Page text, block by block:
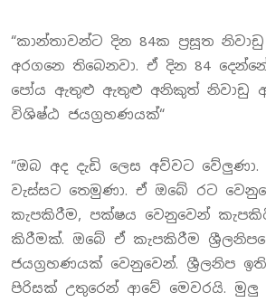
“කාන්තාවන්ට දින 84ක ප්‍රසූත
අරගනෙ තිබෙනවා. ඒ දින 84 දෙන්නේ
පෝය ඇතුළු ඇතුළු අනිකුත් නිවාඩු
විශිෂ්ඨ ජයග්‍රහණයක්“
“ඔබ අද දැඩි ලෙස අව්වට
වැස්සට තෙමුණා. ඒ ඔබේ රට
කැපකිරීම, පක්ෂය වෙනුවෙන්
කිරීමක්. ඔබේ ඒ කැපකිරීම
ජයග්‍රහණයක් වෙනුවෙන්. ශ්‍රීලනිප
පිරිසක් උතුරෙන් ආවේ මෙවරයි. මුලු